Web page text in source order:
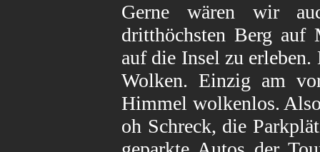
Gerne wären wir
dritthöchsten Berg auf
auf die Insel zu
Wolken. Einzig am
Himmel wolkenlos.
oh Schreck, die